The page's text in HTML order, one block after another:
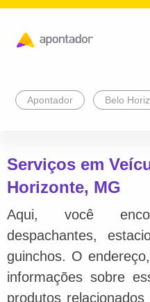
Apontador
Serviços em
Horizonte, MG
Aqui, você
despachantes,
guinchos. O
informações sobre
produtos